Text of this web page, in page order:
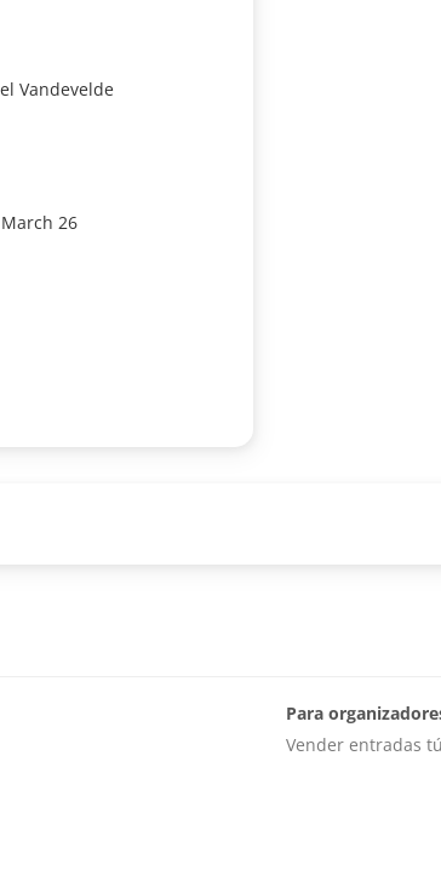
Vandevelde
26
sign:
Fieber-Grandits, Eva
Para
Vender entradas